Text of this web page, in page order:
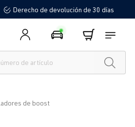
Derecho de devolución de 30 días
de boost